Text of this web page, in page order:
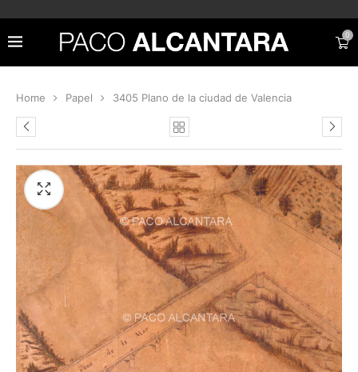
0
Home Papel 3405 Plano de la ciudad de Valencia